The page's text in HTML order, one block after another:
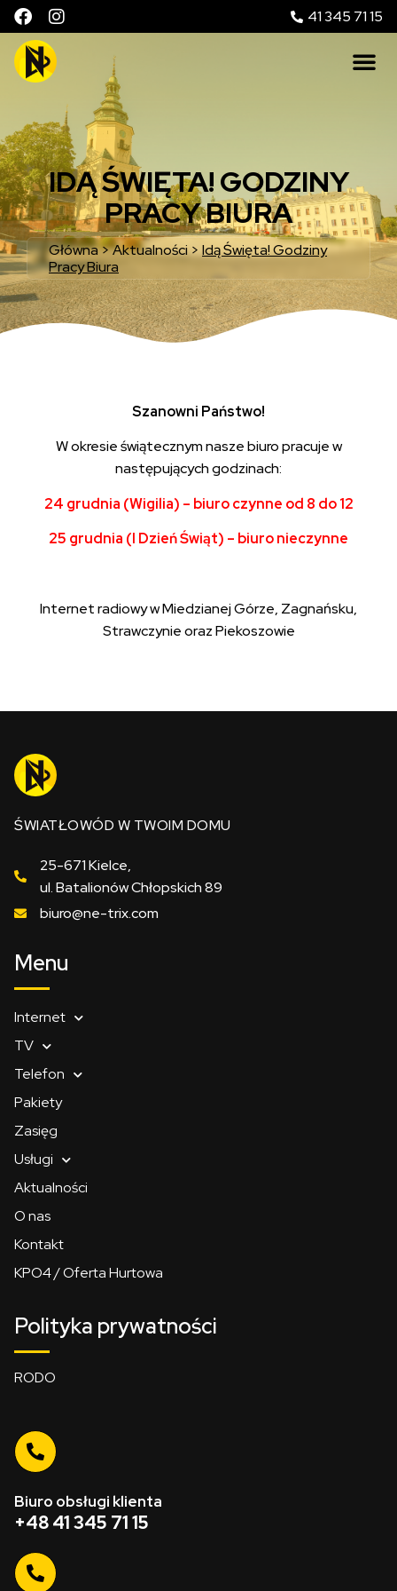
41 345 71 15
IDĄ ŚWIĘTA! GODZINY
PRACY BIURA
Główna>Aktualności> Idą Święta! Godziny
Pracy Biura
Szanowni Państwo!
W okresie świątecznym nasze biuro pracuje w
następujących godzinach:
24 grudnia (Wigilia) – biuro czynne od 8 do 12
25 grudnia (I Dzień Świąt) – biuro nieczynne
Internet radiowy w Miedzianej Górze, Zagnańsku,
Strawczynie oraz Piekoszowie
ŚWIATŁOWÓD W TWOIM DOMU
25-671 Kielce,
ul. Batalionów Chłopskich 89
biuro@ne-trix.com
Menu
Internet
TV
Telefon
Pakiety
Zasięg
Usługi
Aktualności
O nas
Kontakt
KPO4 / Oferta Hurtowa
Polityka prywatności
RODO
Biuro obsługi klienta
+48 41 345 71 15